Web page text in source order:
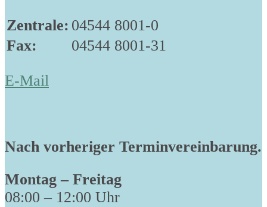
Zentrale: 04544 8001-0
Fax:
04544 8001-31
E-Mail
Nach vorheriger Terminvereinbarung.
Montag – Freitag
08:00 – 12:00 Uhr